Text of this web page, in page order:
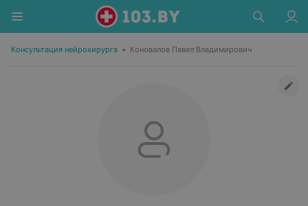
Консультация нейрохирурга • Коновалов Павел Владимирович